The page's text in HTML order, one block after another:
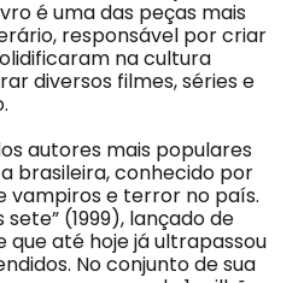
é uma das peças mais
responsável por criar
na cultura
diversos filmes, séries e
autores mais populares
brasileira, conhecido por
vampiros e terror no país.
(1999), lançado de
até hoje já ultrapassou
No conjunto de sua